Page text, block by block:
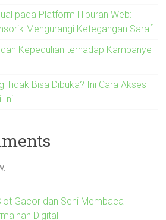
pada Platform Hiburan Web:
Mengurangi Ketegangan Saraf
Kepedulian terhadap Kampanye
Tidak Bisa Dibuka? Ini Cara Akses
Ini
Gacor dan Seni Membaca
Digital